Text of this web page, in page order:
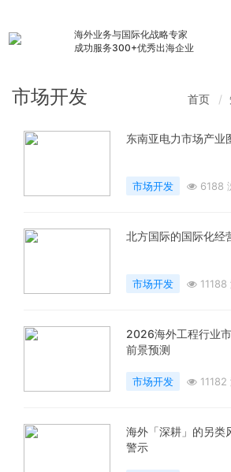
海外业务与国际化战略专家
成功服务300+优秀出海企业
市场开发 首页
东南亚电力市场产业
市场开发 6188
北方国际的国际化经
市场开发 11188
2026海外工程行业
前景预测
市场开发 11182
海外「深耕」的另类
警示